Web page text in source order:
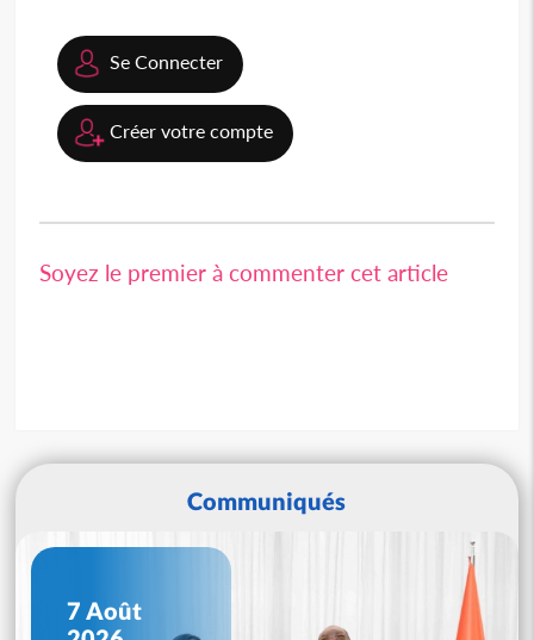
Se Connecter
Créer votre compte
Soyez le premier à commenter cet article
Communiqués
7 Août